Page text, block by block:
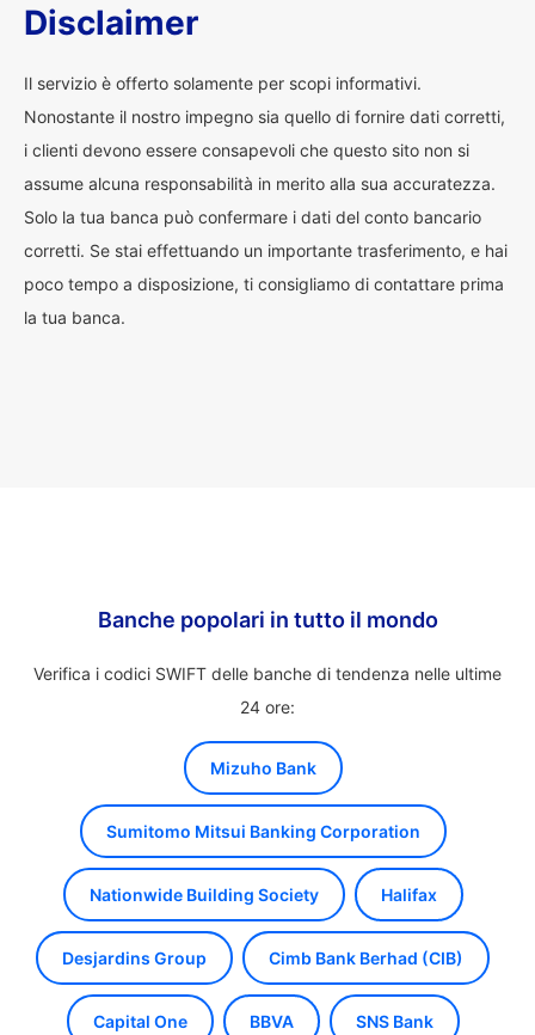
Disclaimer
Il servizio è offerto solamente per scopi informativi.
Nonostante il nostro impegno sia quello di fornire dati corretti,
i clienti devono essere consapevoli che questo sito non si
assume alcuna responsabilità in merito alla sua accuratezza.
Solo la tua banca può confermare i dati del conto bancario
corretti. Se stai effettuando un importante trasferimento, e hai
poco tempo a disposizione, ti consigliamo di contattare prima
la tua banca.
Banche popolari in tutto il mondo
Verifica i codici SWIFT delle banche di tendenza nelle ultime
24 ore:
Mizuho Bank
Sumitomo Mitsui Banking Corporation
Nationwide Building Society Halifax
Desjardins Group Cimb Bank Berhad (CIB)
Capital One BBVA SNS Bank